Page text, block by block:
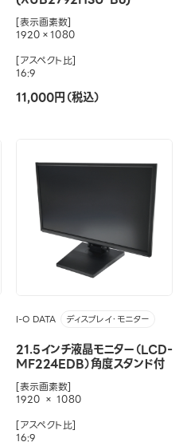
[表示画素数]
1920×1080
[アスペクト比]
16:9
11,000円（税込）
I-O DATA ディスプレイ・モニター
21.5インチ液晶モニター（LCD-
MF224EDB）角度スタンド付
[表示画素数]
1920 × 1080
[アスペクト比]
16:9